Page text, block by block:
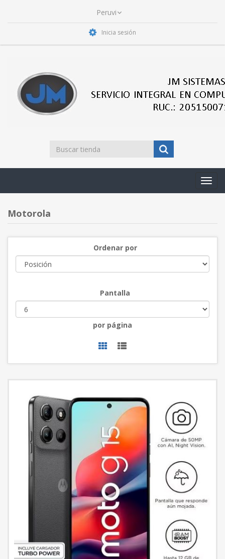
Inicia sesión
Motorola
Ordenar por
Pantalla
por página